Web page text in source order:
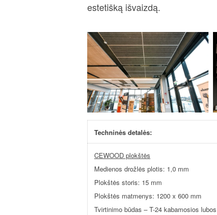
estetišką išvaizdą.
Techninės detalės:
CEWOOD plokštės
Medienos drožlės plotis: 1,0 mm
Plokštės storis: 15 mm
Plokštės matmenys: 1200 x 600 mm
Tvirtinimo būdas – T-24 kabamosios lubos